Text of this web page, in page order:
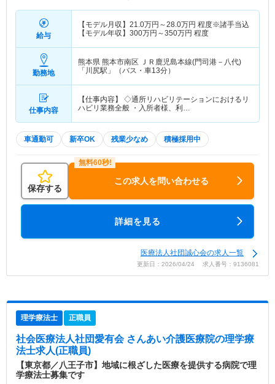
給与
【モデル月収】 21.0万円～28.0万円 程度※諸手当込
【モデル年収】 300万円～350万円 程度
勤務地
熊本県 熊本市南区 ＪＲ鹿児島本線(門司港－八代)
「川尻駅」（バス・車13分）
仕事内容
【仕事内容】 ◇通所リハビリテーションにおけるリ
ハビリ業務全般 ・入所者様、利…
車通勤可 新卒OK 残業少なめ 積極採用中
保存する
この求人を問い合わせる
詳細を見る
医療法人社団誠心会の求人一覧
更新日：2026/04/24 求人番号：9136081
理学療法士 正職員
社会医療法人社団愛有会 さんあい介護医療院の理学療
法士求人(正職員)
【東京都／八王子市】地域に根ざした医療を提供する病院で理
学療法士募集です